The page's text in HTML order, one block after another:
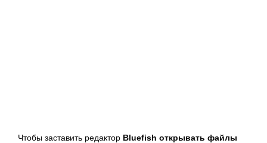
Чтобы заставить редактор Bluefish открывать файлы